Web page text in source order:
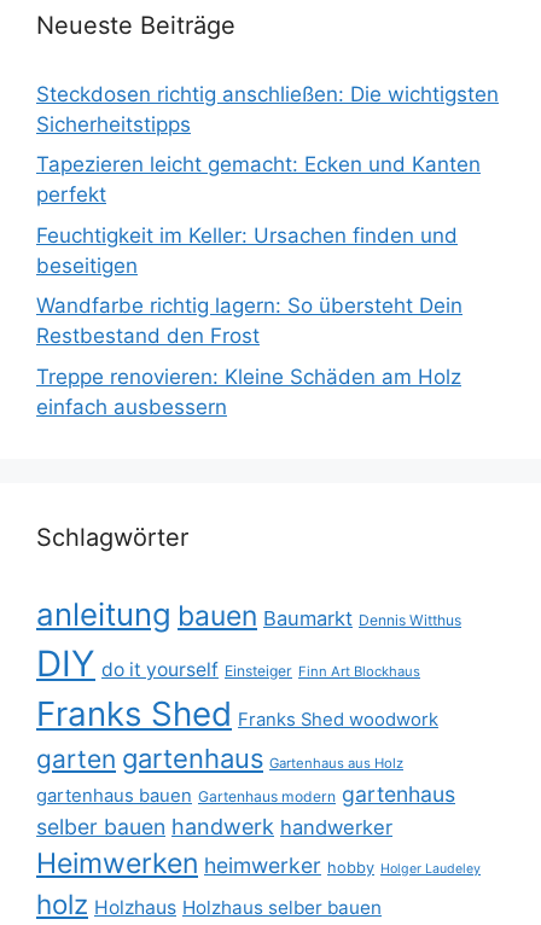
Neueste Beiträge
Steckdosen richtig anschließen: Die wichtigsten
Sicherheitstipps
Tapezieren leicht gemacht: Ecken und Kanten
perfekt
Feuchtigkeit im Keller: Ursachen finden und
beseitigen
Wandfarbe richtig lagern: So übersteht Dein
Restbestand den Frost
Treppe renovieren: Kleine Schäden am Holz
einfach ausbessern
Schlagwörter
anleitung bauen Baumarkt Dennis Witthus
DIY do it yourself Einsteiger Finn Art Blockhaus
Franks Shed Franks Shed woodwork
garten gartenhaus Gartenhaus aus Holz
gartenhaus bauen Gartenhaus modern gartenhaus
selber bauen handwerk handwerker
Heimwerken heimwerker hobby Holger Laudeley
holz Holzhaus Holzhaus selber bauen